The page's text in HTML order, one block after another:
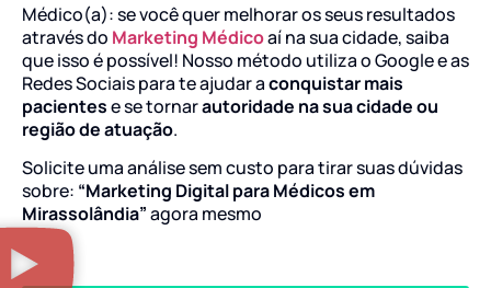
Médico(a): se você quer melhorar os seus resultados
através do Marketing Médicoaí na sua cidade, saiba
que isso é possível! Nosso método utiliza o Google e as
Redes Sociais para te ajudar aconquistar mais
pacientese se tornarautoridade na sua cidade ou
região de atuação.
Solicite uma análise sem custo para tirar suas dúvidas
sobre: “Marketing Digital para Médicos em
Mirassolândia”agora mesmo